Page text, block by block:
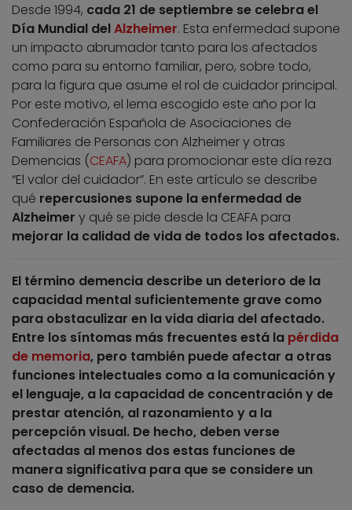
Desde 1994, cada 21 de septiembre se celebra el
Día Mundial delAlzheimer. Esta enfermedad supone
un impacto abrumador tanto para los afectados
como para su entorno familiar, pero, sobre todo,
para la figura que asume el rol de cuidador principal.
Por este motivo, el lema escogido este año por la
Confederación Española de Asociaciones de
Familiares de Personas con Alzheimer y otras
Demencias (CEAFA) para promocionar este día reza
“El valor del cuidador”. En este artículo se describe
qué repercusiones supone la enfermedad de
Alzheimer y qué se pide desde la CEAFA para
mejorar la calidad de vida de todos los afectados.
El término demencia describe un deterioro de la
capacidad mental suficientemente grave como
para obstaculizar en la vida diaria del afectado.
Entre los síntomas más frecuentes está la pérdida
de memoria, pero también puede afectar a otras
funciones intelectuales como a la comunicación y
el lenguaje, a la capacidad de concentración y de
prestar atención, al razonamiento y a la
percepción visual. De hecho, deben verse
afectadas al menos dos estas funciones de
manera significativa para que se considere un
caso de demencia.